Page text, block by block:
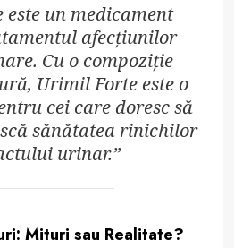
un medicament
afecțiunilor
Cu o compoziție
Urimil Forte este o
cei care doresc să
sănătatea rinichilor
urinar.”
Mituri sau Realitate?